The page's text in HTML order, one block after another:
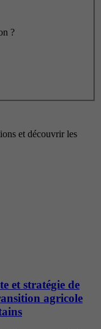
?
et découvrir les
et stratégie de
agricole